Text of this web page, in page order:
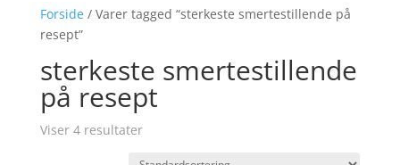
Forside/ Varer tagged “sterkeste smertestillende på
resept”
sterkeste smertestillende
på resept
Viser 4 resultater